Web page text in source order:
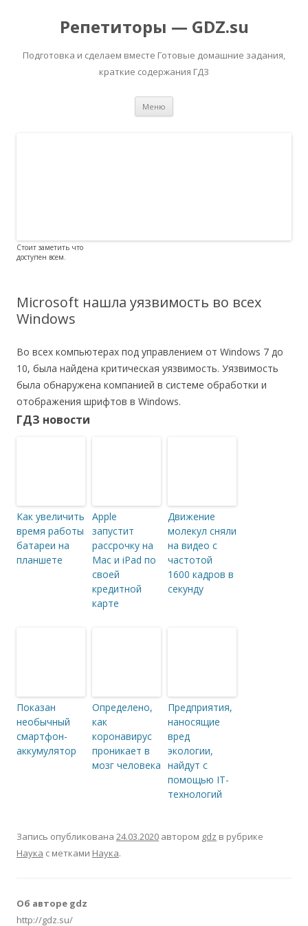
Репетиторы — GDZ.su
Подготовка и сделаем вместе Готовые домашние задания,
краткие содержания ГДЗ
Меню
Стоит заметить что
доступен всем.
Microsoft нашла уязвимость во всех
Windows
Во всех компьютерах под управлением от Windows 7 до
10, была найдена критическая уязвимость. Уязвимость
была обнаружена компанией в системе обработки и
отображения шрифтов в Windows.
ГДЗ новости
Как увеличить
время работы
батареи на
планшете
Apple
запустит
рассрочку на
Mac и iPad по
своей
кредитной
карте
Движение
молекул сняли
на видео с
частотой
1600 кадров в
секунду
Показан
необычный
смартфон-
аккумулятор
Определено,
как
коронавирус
проникает в
мозг человека
Предприятия,
наносящие
вред
экологии,
найдут с
помощью IT-
технологий
Запись опубликована 24.03.2020 автором gdz в рубрике
Наука с метками Наука.
Об авторе gdz
http://gdz.su/